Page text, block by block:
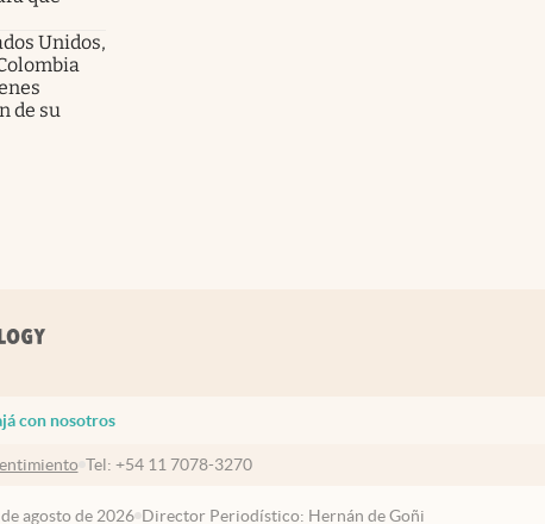
Unidos,
de su
con nosotros
Tel: +54 11 7078-3270
agosto de 2026 Director Periodístico: Hernán de Goñi